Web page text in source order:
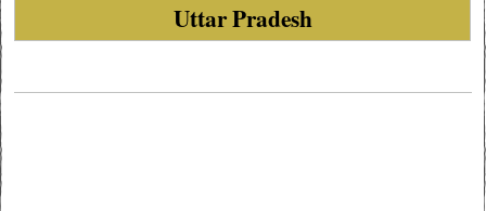
Uttar Pradesh